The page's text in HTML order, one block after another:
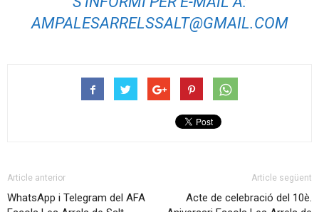
AMPALESARRELSSALT@GMAIL.COM
Article anterior
WhatsApp i Telegram del AFA
Article següent
Acte de celebració del 10è.